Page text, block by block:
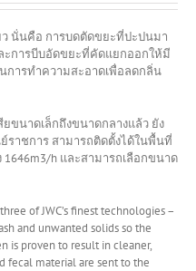
ยว นั่นคือ การบดตัดขยะที่ปะปนมา
ะการบีบอัดขยะที่คัดแยกออกให้มี
การทำความสะอาดเพื่อลดกลิ่น
ขนาดเล็กถึงขนาดกลางแล้ว ยัง
ราชการ สามารถติดตั้งได้ในพื้นที่
h และสามารถเลือกขนาด
of JWC’s finest technologies –
and unwanted solids so the
is proven to result in cleaner,
fecal material are sent to the